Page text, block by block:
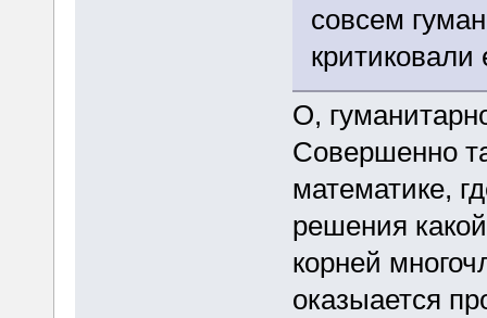
совсем
критиковали
О,
Совершенно
математике,
решения
корней
оказыается